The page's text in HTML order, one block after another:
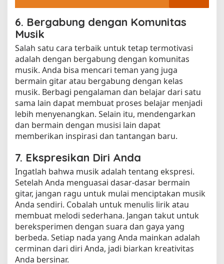
6. Bergabung dengan Komunitas
Musik
Salah satu cara terbaik untuk tetap termotivasi
adalah dengan bergabung dengan komunitas
musik. Anda bisa mencari teman yang juga
bermain gitar atau bergabung dengan kelas
musik. Berbagi pengalaman dan belajar dari satu
sama lain dapat membuat proses belajar menjadi
lebih menyenangkan. Selain itu, mendengarkan
dan bermain dengan musisi lain dapat
memberikan inspirasi dan tantangan baru.
7. Ekspresikan Diri Anda
Ingatlah bahwa musik adalah tentang ekspresi.
Setelah Anda menguasai dasar-dasar bermain
gitar, jangan ragu untuk mulai menciptakan musik
Anda sendiri. Cobalah untuk menulis lirik atau
membuat melodi sederhana. Jangan takut untuk
bereksperimen dengan suara dan gaya yang
berbeda. Setiap nada yang Anda mainkan adalah
cerminan dari diri Anda, jadi biarkan kreativitas
Anda bersinar.